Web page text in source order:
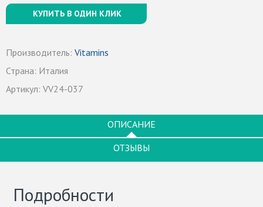
КУПИТЬ В ОДИН КЛИК
Производитель: Vitamins
Страна: Италия
Артикул: VV24-037
ОПИСАНИЕ
ОТЗЫВЫ
Подробности